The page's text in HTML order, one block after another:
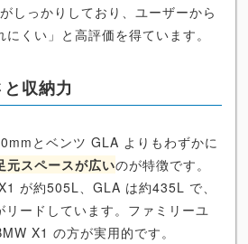
しっかりしており、ユーザーから
にくい」と高評価を得ています。
収納力
とベンツ GLA よりもわずかに
元スペースが広いのが特徴です。
が約505L、GLA は約435L で、
ードしています。ファミリーユ
X1 の方が実用的です。